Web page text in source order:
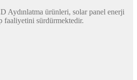
Aydınlatma ürünleri, solar panel enerji
faaliyetini sürdürmektedir.